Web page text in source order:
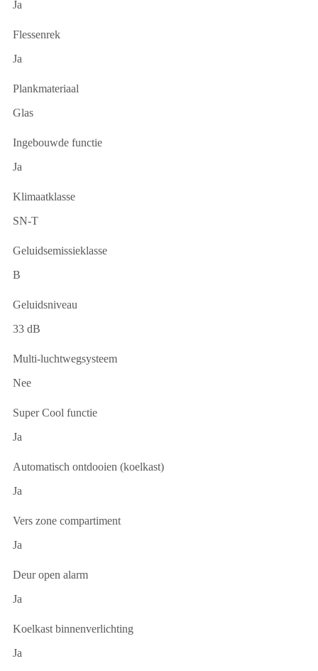
Ja
Flessenrek
Ja
Plankmateriaal
Glas
Ingebouwde functie
Ja
Klimaatklasse
SN-T
Geluidsemissieklasse
B
Geluidsniveau
33 dB
Multi-luchtwegsysteem
Nee
Super Cool functie
Ja
Automatisch ontdooien (koelkast)
Ja
Vers zone compartiment
Ja
Deur open alarm
Ja
Koelkast binnenverlichting
Ja